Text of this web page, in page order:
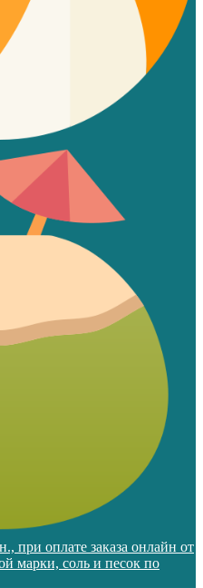
при оплате заказа онлайн от
марки, соль и песок по